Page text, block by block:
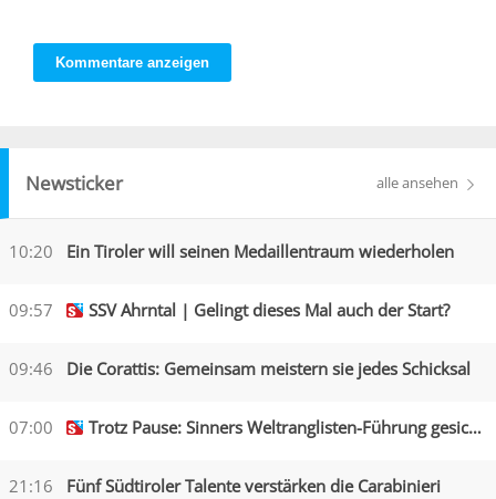
Kommentare anzeigen
Newsticker alle ansehen
10:20 Ein Tiroler will seinen Medaillentraum wiederholen
09:57 SSV Ahrntal | Gelingt dieses Mal auch der Start?
09:46 Die Corattis: Gemeinsam meistern sie jedes Schicksal
07:00 Trotz Pause: Sinners Weltranglisten-Führung gesichert
21:16 Fünf Südtiroler Talente verstärken die Carabinieri